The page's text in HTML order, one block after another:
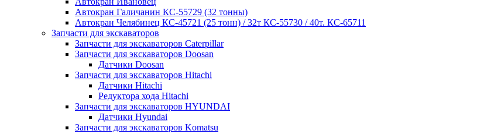
Автокран Галичанин КС-55729 (32 тонны)
Автокран Челябинец КС-45721 (25 тонн) / 32т КС-55730 / 40т. КС-65711
Запчасти для экскаваторов
Запчасти для экскаваторов Caterpillar
Запчасти для экскаваторов Doosan
Датчики Doosan
Запчасти для экскаваторов Hitachi
Датчики Hitachi
Редуктора хода Hitachi
Запчасти для экскаваторов HYUNDAI
Датчики Hyundai
Запчасти для экскаваторов Komatsu